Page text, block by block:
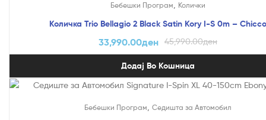
Бебешки Програм Колички
Количка Trio Bellagio 2 Black Satin Kory I-S 0m – Chicco
45,990.00ден
33,990.00ден
Додај Во Кошница
Бебешки Програм Седишта за Автомобил